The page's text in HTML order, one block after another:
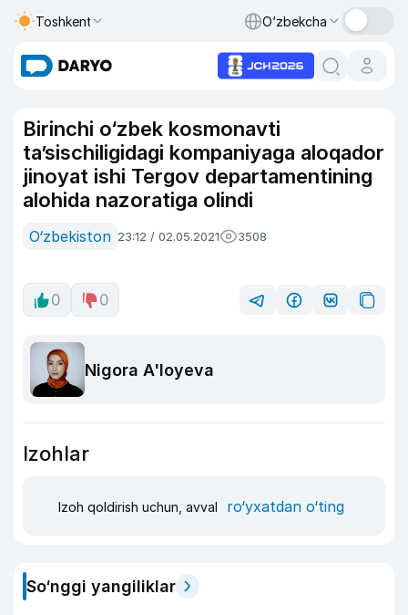
Toshkent O‘zbekcha
Birinchi o‘zbek kosmonavti
ta’sischiligidagi kompaniyaga aloqador
jinoyat ishi Tergov departamentining
alohida nazoratiga olindi
O‘zbekiston 23:12 / 02.05.2021 3508
0 0
Nigora A'loyeva
Izohlar
Izoh qoldirish uchun, avval ro‘yxatdan o‘ting
So‘nggi yangiliklar